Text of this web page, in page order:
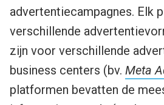
advertentiecampagnes. Elk
verschillende
zijn voor verschillende
business centers (bv. Meta
platformen bevatten de